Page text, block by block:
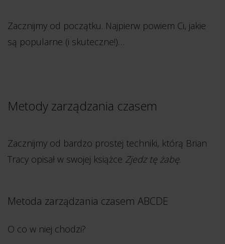
Zacznijmy od początku. Najpierw powiem Ci, jakie
są popularne (i skuteczne!)…
Metody zarządzania czasem
Zacznijmy od bardzo prostej techniki, którą Brian
Tracy opisał w swojej książce Zjedz tę żabę.
Metoda zarządzania czasem ABCDE
O co w niej chodzi?